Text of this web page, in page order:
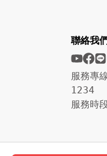
聯絡我
服務專
1234
服務時